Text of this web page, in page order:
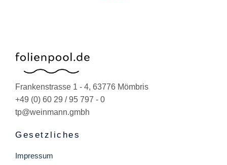
Frankenstrasse 1 - 4, 63776 Mömbris
+49 (0) 60 29 / 95 797 - 0
tp@weinmann.gmbh
Gesetzliches
Impressum